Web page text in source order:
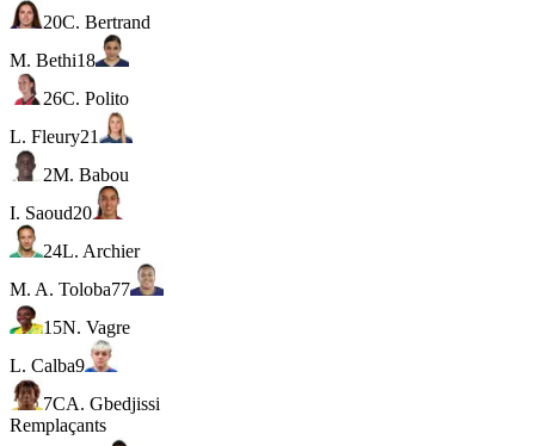
20C. Bertrand
M. Bethi18
26C. Polito
L. Fleury21
2M. Babou
I. Saoud20
24L. Archier
M. A. Toloba77
15N. Vagre
L. Calba9
7CA. Gbedjissi
Remplaçants